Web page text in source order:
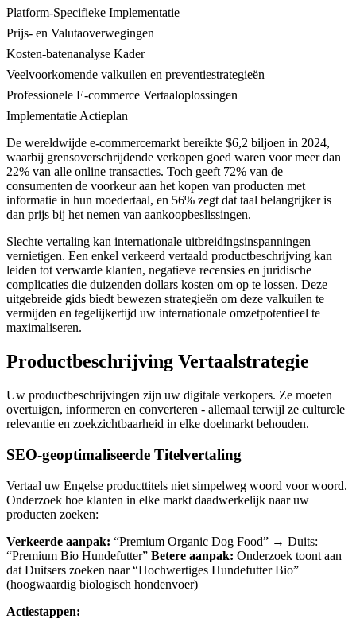
Platform-Specifieke Implementatie
Prijs- en Valutaoverwegingen
Kosten-batenanalyse Kader
Veelvoorkomende valkuilen en preventiestrategieën
Professionele E-commerce Vertaaloplossingen
Implementatie Actieplan
De wereldwijde e-commercemarkt bereikte $6,2 biljoen in 2024,
waarbij grensoverschrijdende verkopen goed waren voor meer dan
22% van alle online transacties. Toch geeft 72% van de
consumenten de voorkeur aan het kopen van producten met
informatie in hun moedertaal, en 56% zegt dat taal belangrijker is
dan prijs bij het nemen van aankoopbeslissingen.
Slechte vertaling kan internationale uitbreidingsinspanningen
vernietigen. Een enkel verkeerd vertaald productbeschrijving kan
leiden tot verwarde klanten, negatieve recensies en juridische
complicaties die duizenden dollars kosten om op te lossen. Deze
uitgebreide gids biedt bewezen strategieën om deze valkuilen te
vermijden en tegelijkertijd uw internationale omzetpotentieel te
maximaliseren.
Productbeschrijving Vertaalstrategie
Uw productbeschrijvingen zijn uw digitale verkopers. Ze moeten
overtuigen, informeren en converteren - allemaal terwijl ze culturele
relevantie en zoekzichtbaarheid in elke doelmarkt behouden.
SEO-geoptimaliseerde Titelvertaling
Vertaal uw Engelse producttitels niet simpelweg woord voor woord.
Onderzoek hoe klanten in elke markt daadwerkelijk naar uw
producten zoeken:
Verkeerde aanpak: “Premium Organic Dog Food” → Duits:
“Premium Bio Hundefutter” Betere aanpak: Onderzoek toont aan
dat Duitsers zoeken naar “Hochwertiges Hundefutter Bio”
(hoogwaardig biologisch hondenvoer)
Actiestappen: